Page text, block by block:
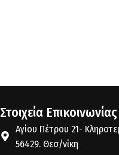
Στοιχεία Επικοινωνίας
Αγίου Πέτρου 21-
56429. Θεσ/νίκη